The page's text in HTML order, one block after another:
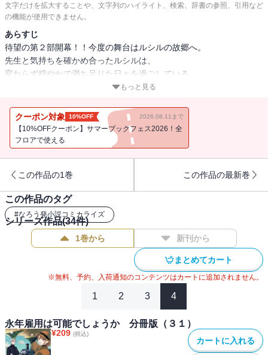
文字だけを拡大することや、文字列のハイライト、検索、辞書の参照、引用など
の機能が使用できません。
あらすじ
待望の第２部開幕！！今度の舞台はルシルの故郷へ。
先生と気持ちを確かめ合ったルシルは、
変わらず穏やかで満ち足りた日々を過ごしている。
そこに突然、妹のトルテから
急遽先生と共にルシルの故郷へ帰ることに！
先生との初めての汽車旅行！
いろんな意味でドキドキするルシル。
もっと見る
クーポン対象 10%OFF 2026.08.11まで
【10%OFFクーポン】サマーブックフェス2026！全
フロアで使える
この作品の1巻 この作品の最新巻
この作品のタグ
#なろう発小説コミカライズ
シリーズ作品(34件)
1巻から 新刊から
まとめてカート
※無料、予約、入荷通知のコンテンツはカートに追加されません。
1 2 3 4
永年雇用は可能でしょうか 分冊版（３１）
¥209 (税込)
カートに入れる